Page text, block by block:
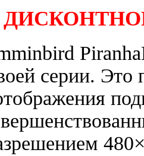
серии. Это